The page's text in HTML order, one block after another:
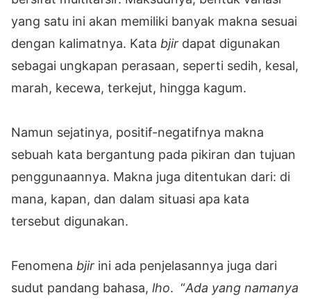
yang satu ini akan memiliki banyak makna sesuai
dengan kalimatnya. Kata bjir dapat digunakan
sebagai ungkapan perasaan, seperti sedih, kesal,
marah, kecewa, terkejut, hingga kagum.
Namun sejatinya, positif-negatifnya makna
sebuah kata bergantung pada pikiran dan tujuan
penggunaannya. Makna juga ditentukan dari: di
mana, kapan, dan dalam situasi apa kata
tersebut digunakan.
Fenomena bjir ini ada penjelasannya juga dari
sudut pandang bahasa, lho. “Ada yang namanya